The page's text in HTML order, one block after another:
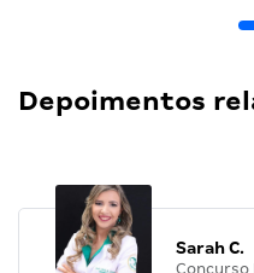
Depoimentos
Sarah C.
Concurso